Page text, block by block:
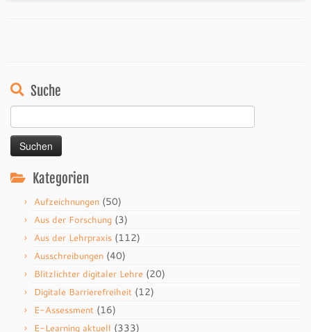
Suche
nach:
Kategorien
Aufzeichnungen (50)
Aus der Forschung (3)
Aus der Lehrpraxis (112)
Ausschreibungen (40)
Blitzlichter digitaler Lehre (20)
Digitale Barrierefreiheit (12)
E-Assessment (16)
E-Learning aktuell (333)